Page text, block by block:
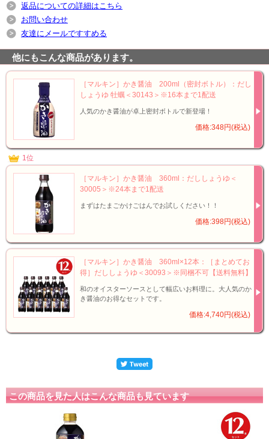
返品についての詳細はこちら
お問い合わせ
友達にメールですすめる
他にもこんな商品があります。
［マルキン］かき醤油 200ml（密封ボトル）：だし
しょうゆ 牡蠣＜30143＞※16本まで1配送
人気のかき醤油が卓上密封ボトルで新登場！
価格:348円(税込)
1位
［マルキン］かき醤油 360ml：だししょうゆ＜
30005＞※24本まで1配送
まずはたまごかけごはんでお試しください！！
価格:398円(税込)
［マルキン］かき醤油 360ml×12本：［まとめてお
得］だししょうゆ＜30093＞※同梱不可【送料無料】
和のオイスターソースとして幅広いお料理に。大人気のか
き醤油のお得なセットです。
価格:4,740円(税込)
この商品を見た人はこんな商品も見ています